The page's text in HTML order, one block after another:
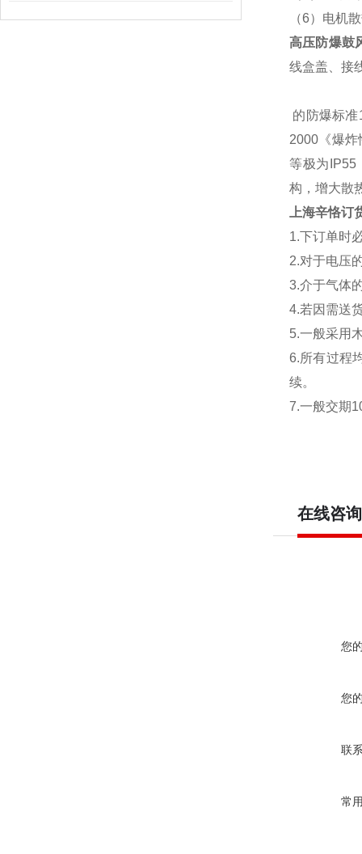
（6）电机
高压防爆鼓
线盒盖、接
的防爆标
2000《爆
等极为IP55
构，增大散
上海辛恪订
1.下订单时
2.对于电压
3.介于气体
4.若因需送
5.一般采用
6.所有过程
续。
7.一般交期
在线咨询
您
您
联
常